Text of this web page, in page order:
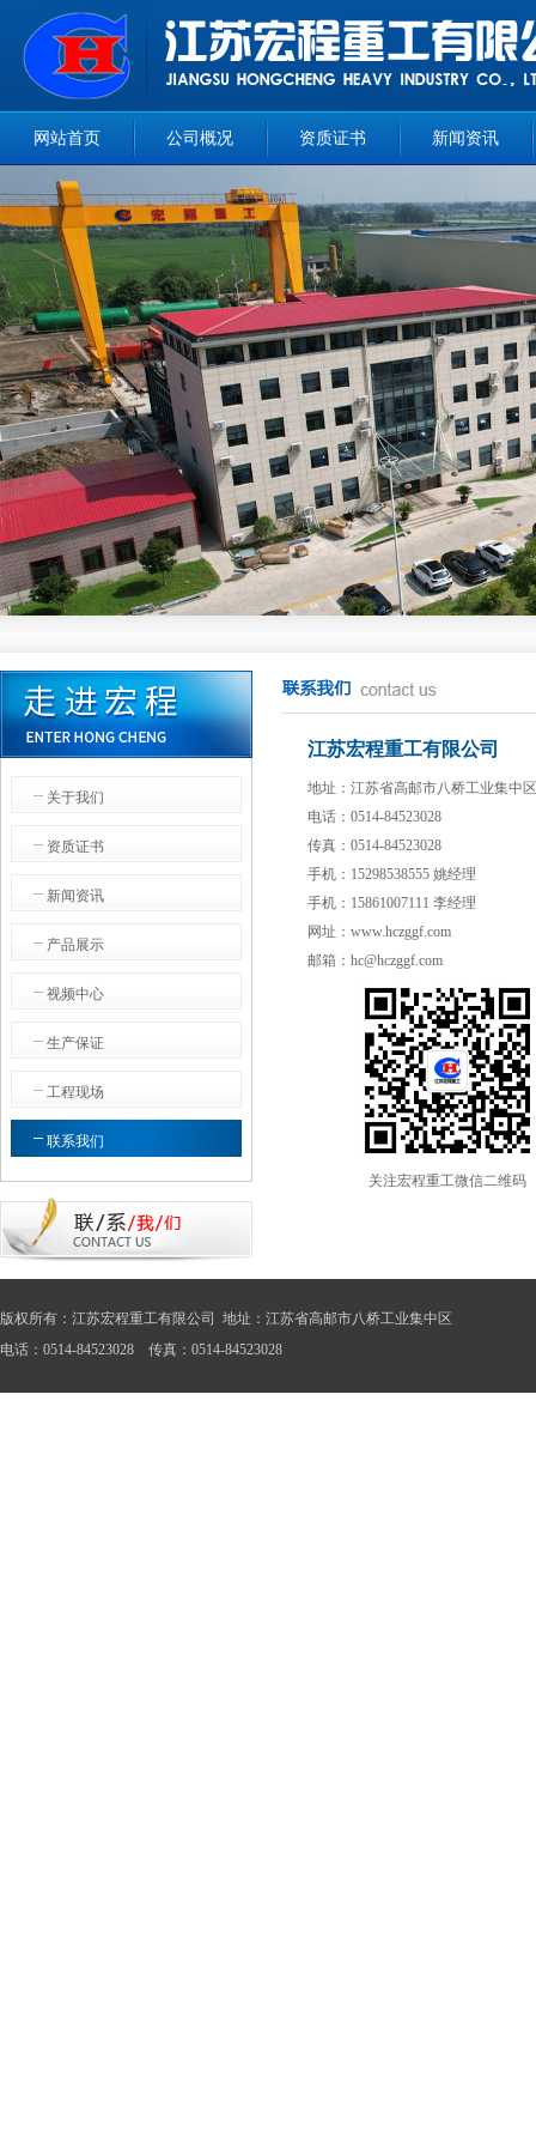
网站首页 公司概况 资质证书 新闻资讯
关于我们
资质证书
新闻资讯
产品展示
视频中心
生产保证
工程现场
联系我们
江苏宏程重工有限公司
地址：江苏省高邮市八桥工业集中
电话：0514-84523028
传真：0514-84523028
手机：15298538555 姚经理
手机：15861007111 李经理
网址：www.hczggf.com
邮箱：hc@hczggf.com
关注宏程重工微信二维码
版权所有：江苏宏程重工有限公司 地址：江苏省高邮市八桥工业集中区
电话：0514-84523028 传真：0514-84523028